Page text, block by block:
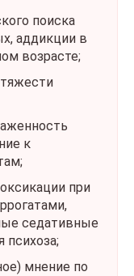
поиска
аддикции в
возрасте;
к
при
седативные
психоза;
мнение по